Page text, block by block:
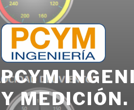
PCYM
Y MEDICIÓN.